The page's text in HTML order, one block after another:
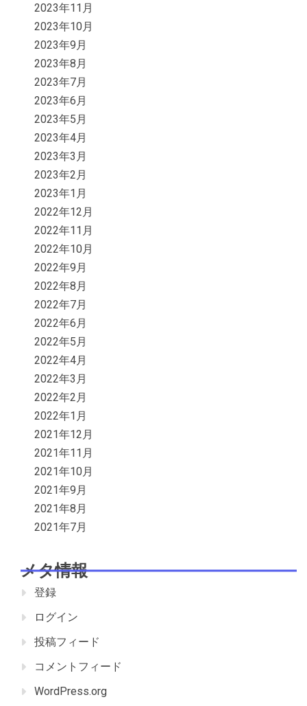
2023年11月
2023年10月
2023年9月
2023年8月
2023年7月
2023年6月
2023年5月
2023年4月
2023年3月
2023年2月
2023年1月
2022年12月
2022年11月
2022年10月
2022年9月
2022年8月
2022年7月
2022年6月
2022年5月
2022年4月
2022年3月
2022年2月
2022年1月
2021年12月
2021年11月
2021年10月
2021年9月
2021年8月
2021年7月
メタ情報
登録
ログイン
投稿フィード
コメントフィード
WordPress.org